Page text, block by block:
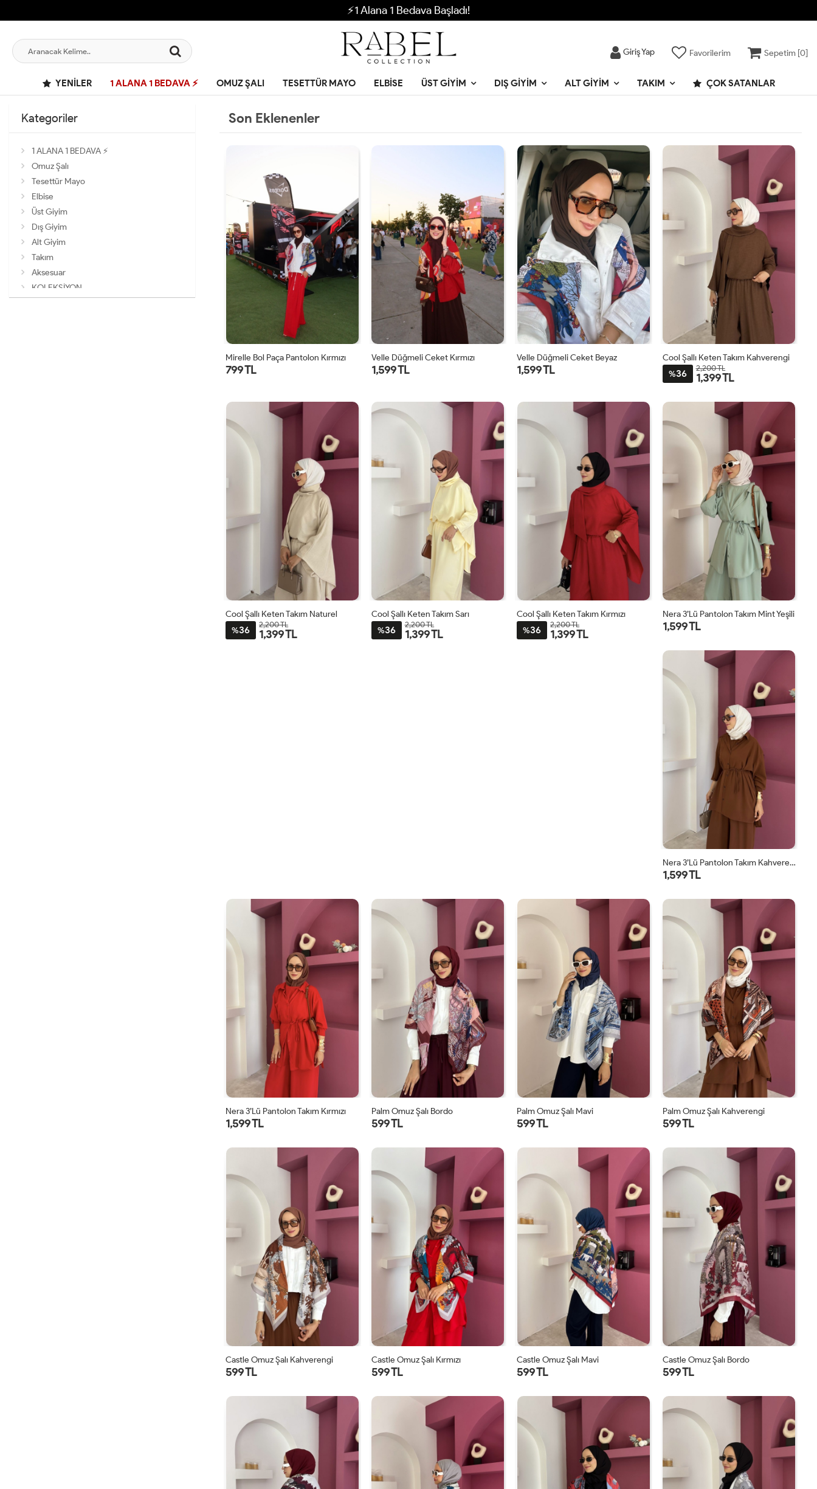
⚡1 Alana 1 Bedava Başladı!
Giriş Yap Favorilerim Sepetim [0]
YENILER 1 ALANA 1 BEDAVA ⚡ OMUZ ŞALI TESETTÜR MAYO ELBISE ÜST GIYIM DIŞ GIYIM ALT GIYIM TAKIM ÇOK SATANLAR
Kategoriler
1 ALANA 1 BEDAVA ⚡
Omuz Şalı
Tesettür Mayo
Elbise
Üst Giyim
Dış Giyim
Alt Giyim
Takım
Aksesuar
KOLEKSİYON
Son Eklenenler
Mirelle Bol Paça Pantolon Kırmızı
799 TL
Velle Düğmeli Ceket Kırmızı
1,599 TL
Velle Düğmeli Ceket Beyaz
1,599 TL
Cool Şallı Keten Takım Kahverengi
%36 2,200 TL
1,399 TL
Cool Şallı Keten Takım Naturel
%36 2,200 TL
1,399 TL
Cool Şallı Keten Takım Sarı
%36 2,200 TL
1,399 TL
Cool Şallı Keten Takım Kırmızı
%36 2,200 TL
1,399 TL
STD
Nera 3’lü Pantolon Takım Mint Yeşili
1,599 TL
STD
Nera 3’lü Pantolon Takım Kahverengi
1,599 TL
STD
Nera 3’lü Pantolon Takım Kırmızı
1,599 TL
STD
Palm Omuz Şalı Bordo
599 TL
STD
Palm Omuz Şalı Mavi
599 TL
STD
Palm Omuz Şalı Kahverengi
599 TL
STD
Castle Omuz Şalı Kahverengi
599 TL
STD
Castle Omuz Şalı Kırmızı
599 TL
STD
Castle Omuz Şalı Mavi
599 TL
STD
Castle Omuz Şalı Bordo
599 TL